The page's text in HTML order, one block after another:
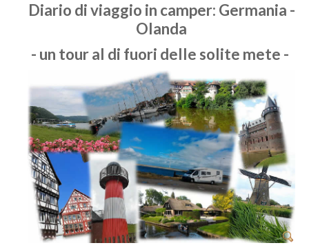
Diario di viaggio in camper: Germania -
Olanda
- un tour al di fuori delle solite mete -